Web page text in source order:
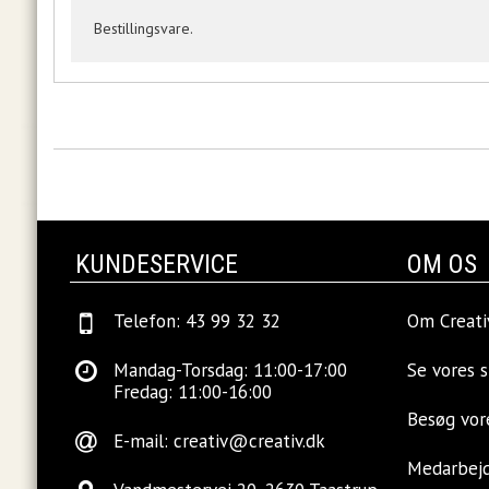
Bestillingsvare.
KUNDESERVICE
Telefon: 43 99 32 32
Mandag-Torsdag: 11:00-17:00
Fredag: 11:00-16:00
E-mail: creativ@creativ.dk
OM OS
Om
Se vores
Besøg